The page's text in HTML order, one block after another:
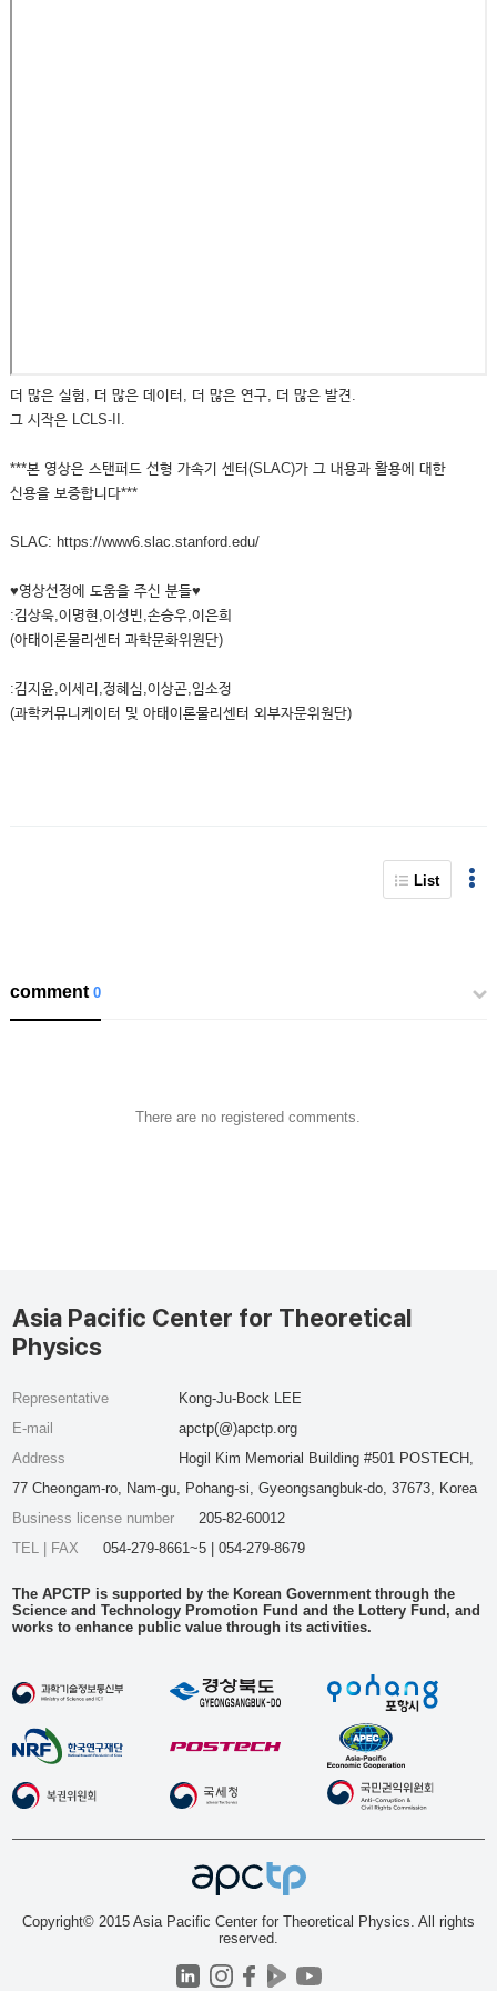
더 많은 실험, 더 많은 데이터, 더 많은 연구, 더 많은 발견.
그 시작은 LCLS-II.
***본 영상은 스탠퍼드 선형 가속기 센터(SLAC)가 그 내용과 활용에 대한
신용을 보증합니다***
SLAC: https://www6.slac.stanford.edu/
♥영상선정에 도움을 주신 분들♥
:김상욱,이명현,이성빈,손승우,이은희
(아태이론물리센터 과학문화위원단)
:김지윤,이세리,정혜심,이상곤,임소정
(과학커뮤니케이터 및 아태이론물리센터 외부자문위원단)
List
comment0
There are no registered comments.
Asia Pacific Center for Theoretical
Physics
Representative
Kong-Ju-Bock LEE
E-mail
apctp(@)apctp.org
Address
Hogil Kim Memorial Building #501 POSTECH,
77 Cheongam-ro, Nam-gu, Pohang-si, Gyeongsangbuk-do, 37673, Korea
Business license number
205-82-60012
TEL | FAX
054-279-8661~5 | 054-279-8679
The APCTP is supported by the Korean Government through the
Science and Technology Promotion Fund and the Lottery Fund, and
works to enhance public value through its activities.
Copyright© 2015 Asia Pacific Center for Theoretical Physics. All rights
reserved.